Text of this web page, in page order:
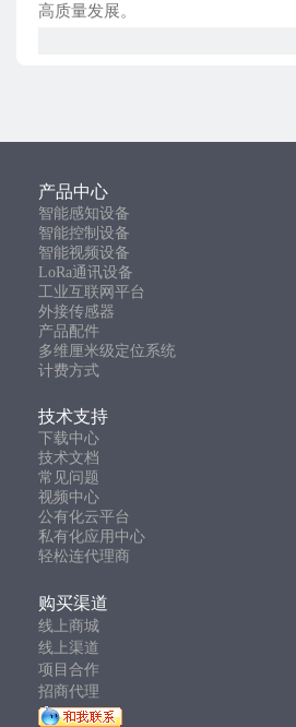
高质量发展。
产品中心
智能感知设备
智能控制设备
智能视频设备
LoRa通讯设备
工业互联网平台
外接传感器
产品配件
多维厘米级定位系统
计费方式
技术支持
下载中心
技术文档
常见问题
视频中心
公有化云平台
私有化应用中心
轻松连代理商
购买渠道
线上商城
线上渠道
项目合作
招商代理